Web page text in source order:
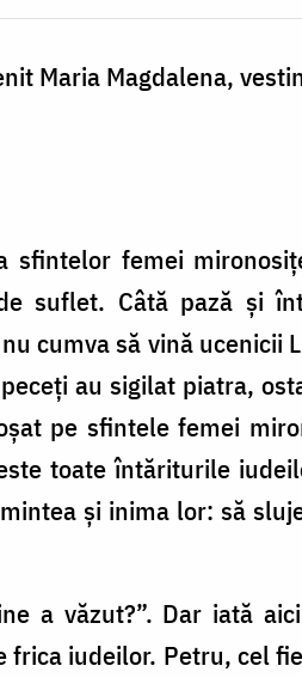
Maria Magdalena,
femei
suflet. Câtă pază şi
cumva să vină ucenicii
au sigilat piatra,
pe sfintele femei
toate întăriturile
şi inima lor: să
a văzut?”. Dar iată
frica iudeilor. Petru, cel